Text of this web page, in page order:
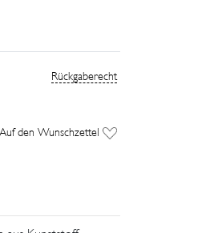
Farben.
Rückgaberecht
Auf den Wunschzettel